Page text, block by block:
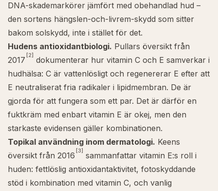
DNA-skademarkörer jämfört med obehandlad hud –
den sortens hängslen-och-livrem-skydd som sitter
bakom solskydd, inte i stället för det.
Hudens antioxidantbiologi. Pullars översikt från
2017 [2] dokumenterar hur vitamin C och E samverkar i
hudhälsa: C är vattenlösligt och regenererar E efter att
E neutraliserat fria radikaler i lipidmembran. De är
gjorda för att fungera som ett par. Det är därför en
fuktkräm med enbart vitamin E är okej, men den
starkaste evidensen gäller kombinationen.
Topikal användning inom dermatologi. Keens
översikt från 2016 [3] sammanfattar vitamin E:s roll i
huden: fettlöslig antioxidantaktivitet, fotoskyddande
stöd i kombination med vitamin C, och vanlig